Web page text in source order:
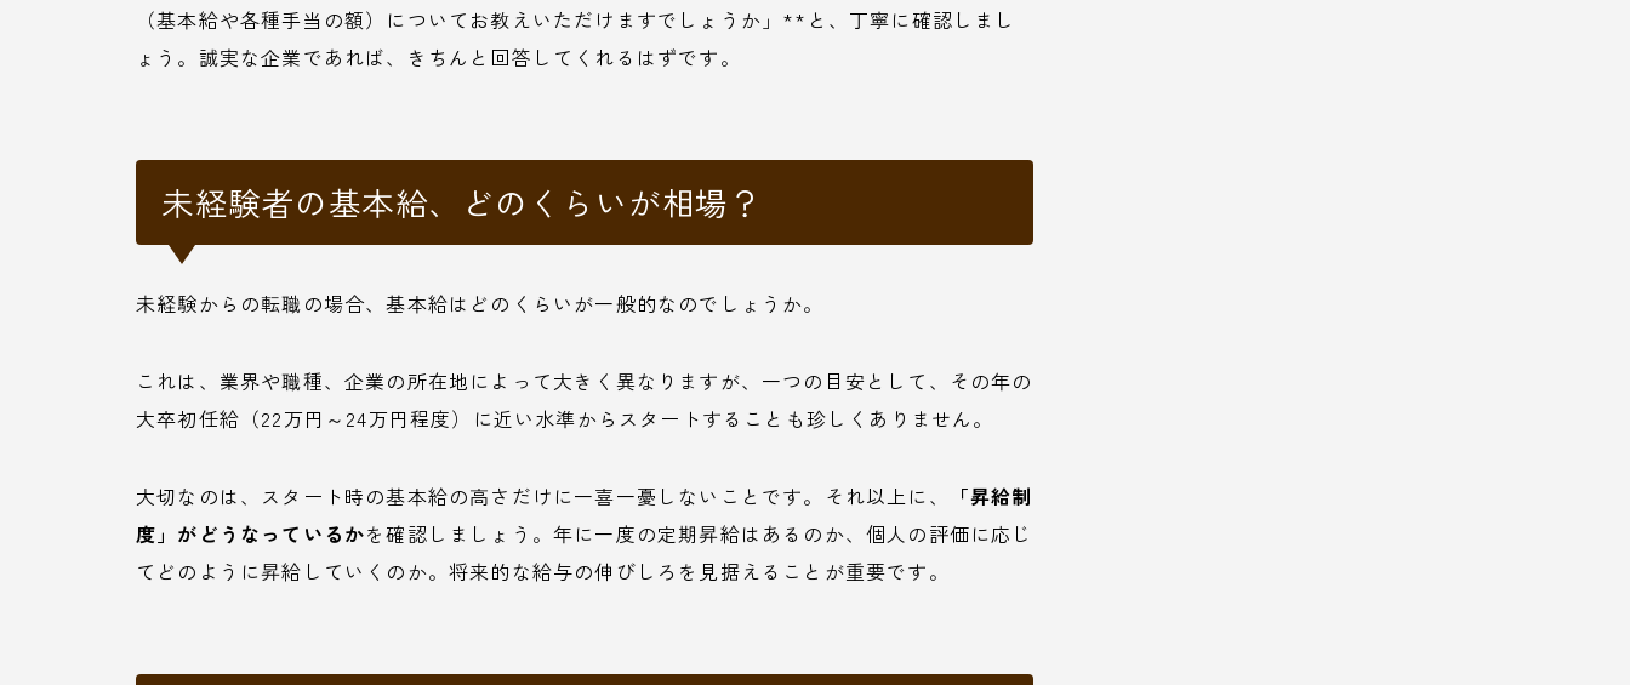
（基本給や各種手当の額）についてお教えいただけますでしょうか」**と、丁寧に確認しまし
ょう。誠実な企業であれば、きちんと回答してくれるはずです。
未経験者の基本給、どのくらいが相場？
未経験からの転職の場合、基本給はどのくらいが一般的なのでしょうか。
これは、業界や職種、企業の所在地によって大きく異なりますが、一つの目安として、その年の
大卒初任給（22万円～24万円程度）に近い水準からスタートすることも珍しくありません。
大切なのは、スタート時の基本給の高さだけに一喜一憂しないことです。それ以上に、
「昇給制
度」がどうなっているかを確認しましょう。年に一度の定期昇給はあるのか、個人の評価に応じ
てどのように昇給していくのか。将来的な給与の伸びしろを見据えることが重要です。